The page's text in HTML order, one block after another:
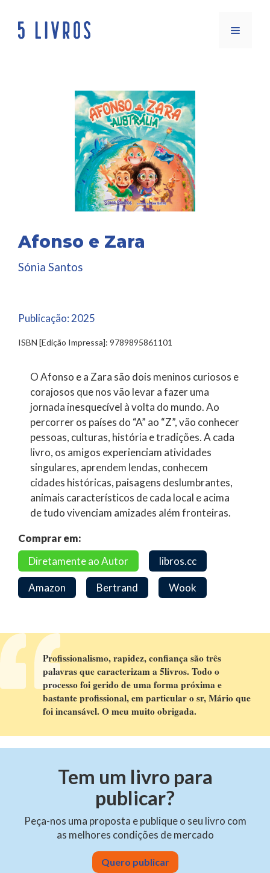
para
Menu
Afonso e Zara
Sónia Santos
Publicação: 2025
ISBN [Edição Impressa]: 9789895861101
O Afonso e a Zara são dois meninos curiosos e
corajosos que nos vão levar a fazer uma
jornada inesquecível à volta do mundo. Ao
percorrer os países do “A” ao “Z”, vão conhecer
pessoas, culturas, história e tradições. A cada
livro, os amigos experienciam atividades
singulares, aprendem lendas, conhecem
cidades históricas, paisagens deslumbrantes,
animais característicos de cada local e acima
de tudo vivenciam amizades além fronteiras.
Comprar em:
Diretamente ao Autor
libros.cc
Amazon Bertrand Wook
Profissionalismo, rapidez, confiança são três
palavras que caracterizam a 5livros. Todo o
processo foi gerido de uma forma próxima e
bastante profissional, em particular o sr, Mário que
foi incansável. O meu muito obrigada.
Tem um livro para
publicar?
Peça-nos uma proposta e publique o seu livro com
as melhores condições de mercado
Quero publicar